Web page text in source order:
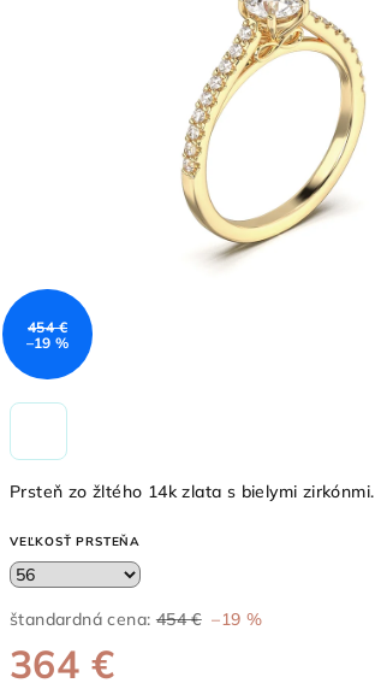
Prsteň zo žltého 14k zlata s bielymi zirkónmi.
VEĽKOSŤ PRSTEŇA
štandardná cena: 454 € –19 %
364 €
454 €
–19 %